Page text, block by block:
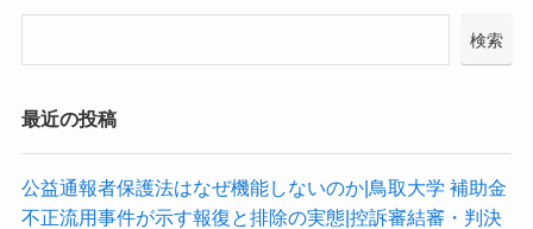
検索
最近の投稿
公益通報者保護法はなぜ機能しないのか|鳥取大学 補助金
不正流用事件が示す報復と排除の実態|控訴審結審・判決